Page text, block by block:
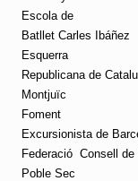
Escola de
Batllet Carles Ibáñez
Esquerra
Republicana de
Montjuïc
Foment
Excursionista de
Federació Consell de
Poble Sec